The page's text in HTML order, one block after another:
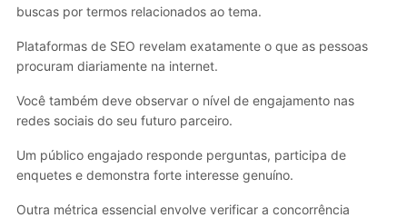
buscas por termos relacionados ao tema.
Plataformas de SEO revelam exatamente o que as pessoas
procuram diariamente na internet.
Você também deve observar o nível de engajamento nas
redes sociais do seu futuro parceiro.
Um público engajado responde perguntas, participa de
enquetes e demonstra forte interesse genuíno.
Outra métrica essencial envolve verificar a concorrência